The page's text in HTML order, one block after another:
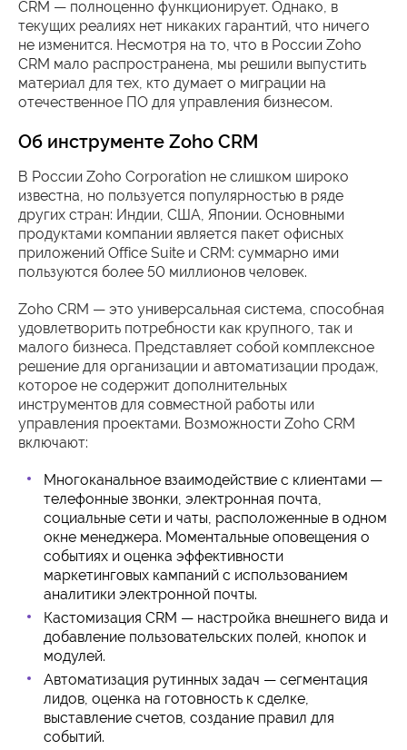
CRM — полноценно функционирует. Однако, в
текущих реалиях нет никаких гарантий, что ничего
не изменится. Несмотря на то, что в России Zoho
CRM мало распространена, мы решили выпустить
материал для тех, кто думает о миграции на
отечественное ПО для управления бизнесом.
Об инструменте Zoho CRM
В России Zoho Corporation не слишком широко
известна, но пользуется популярностью в ряде
других стран: Индии, США, Японии. Основными
продуктами компании является пакет офисных
приложений Office Suite и CRM: суммарно ими
пользуются более 50 миллионов человек.
Zoho CRM — это универсальная система, способная
удовлетворить потребности как крупного, так и
малого бизнеса. Представляет собой комплексное
решение для организации и автоматизации продаж,
которое не содержит дополнительных
инструментов для совместной работы или
управления проектами. Возможности Zoho CRM
включают:
Многоканальное взаимодействие с клиентами —
телефонные звонки, электронная почта,
социальные сети и чаты, расположенные в одном
окне менеджера. Моментальные оповещения о
событиях и оценка эффективности
маркетинговых кампаний с использованием
аналитики электронной почты.
Кастомизация CRM — настройка внешнего вида и
добавление пользовательских полей, кнопок и
модулей.
Автоматизация рутинных задач — сегментация
лидов, оценка на готовность к сделке,
выставление счетов, создание правил для
событий.